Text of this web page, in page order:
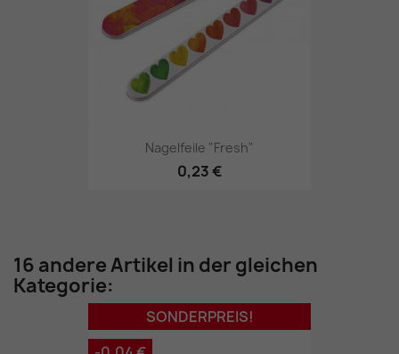
Nagelfeile "Fresh"
0,23 €
16 andere Artikel in der gleichen
Kategorie:
SONDERPREIS!